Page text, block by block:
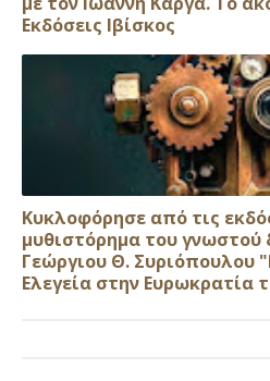
Εκδόσεις Ιβίσκος
Κυκλοφόρησε από τις
μυθιστόρημα του γνωστού
Γεώργιου Θ. Συριόπουλου
Ελεγεία στην Ευρωκρατία